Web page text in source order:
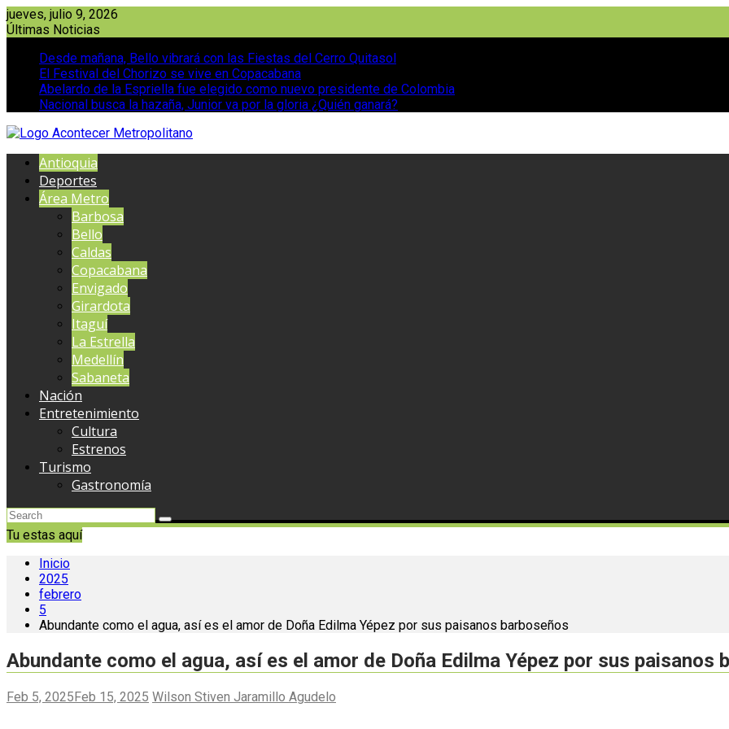
Saltar
al
jueves, julio 9, 2026
Últimas Noticias
Desde mañana, Bello vibrará con las Fiestas del Cerro Quitasol
El Festival del Chorizo se vive en Copacabana
Abelardo de la Espriella fue elegido como nuevo presidente de Colombia
Nacional busca la hazaña, Junior va por la gloria ¿Quién ganará?
Antioquia
Deportes
Área Metro
Barbosa
Bello
Caldas
Copacabana
Envigado
Girardota
Itaguí
La Estrella
Medellín
Sabaneta
Nación
Entretenimiento
Cultura
Estrenos
Turismo
Gastronomía
Tu estas aquí
Inicio
2025
febrero
5
Abundante como el agua, así es el amor de Doña Edilma Yépez por sus paisanos barboseños
Abundante como el agua, así es el amor de Doña Edilma Yépez por sus paisanos
Feb 5, 2025Feb 15, 2025 Wilson Stiven Jaramillo Agudelo